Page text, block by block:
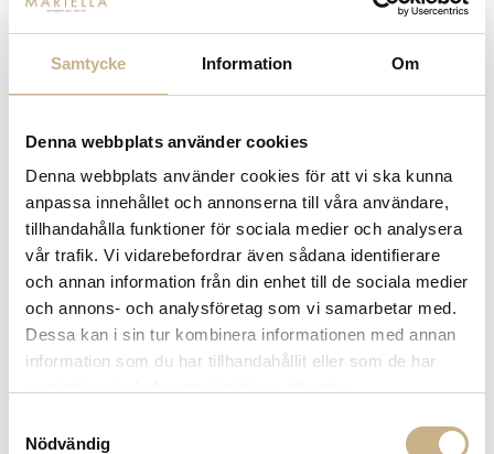
Samtycke Information Om
Denna webbplats använder cookies
Denna webbplats använder cookies för att vi ska kunna
anpassa innehållet och annonserna till våra användare,
tillhandahålla funktioner för sociala medier och analysera
vår trafik. Vi vidarebefordrar även sådana identifierare
och annan information från din enhet till de sociala medier
och annons- och analysföretag som vi samarbetar med.
Dessa kan i sin tur kombinera informationen med annan
information som du har tillhandahållit eller som de har
Nödvändig
900:- i frakt vid köp av större möbler
Hämta i butik
BESKRIVNING
PRODUKTVARIANTER